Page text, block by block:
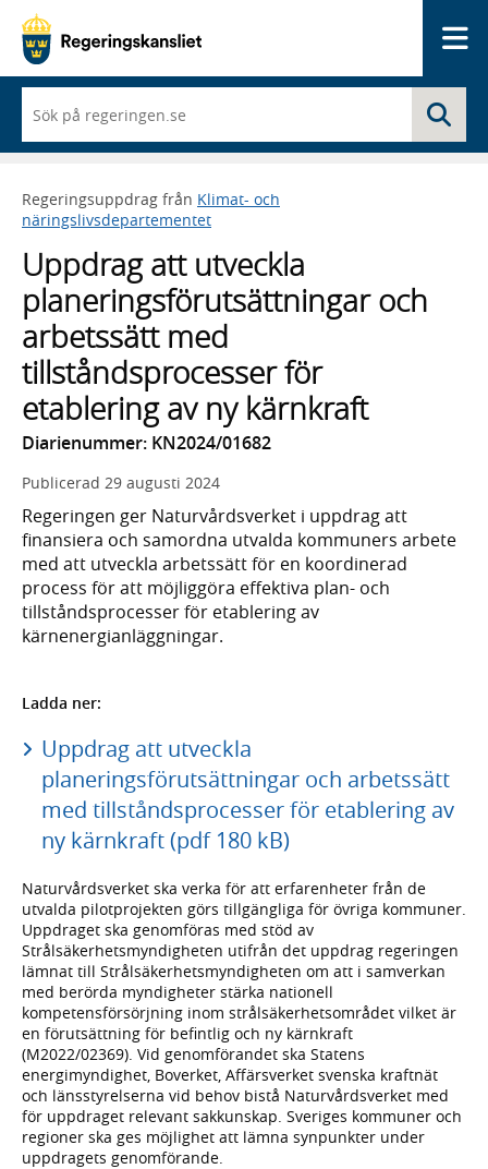
du
börjar
skriva
framträder
en
med
sökförslag
Regeringsuppdrag från Klimat- och
näringslivsdepartementet
Uppdrag att utveckla
planeringsförutsättningar och
arbetssätt med
tillståndsprocesser för
etablering av ny kärnkraft
Diarienummer: KN2024/01682
Publicerad 29 augusti 2024
Regeringen ger Naturvårdsverket i uppdrag att
finansiera och samordna utvalda kommuners arbete
med att utveckla arbetssätt för en koordinerad
process för att möjliggöra effektiva plan- och
tillståndsprocesser för etablering av
kärnenergianläggningar.
Ladda ner:
Uppdrag att utveckla
planeringsförutsättningar och arbetssätt
med tillståndsprocesser för etablering av
ny kärnkraft (pdf 180 kB)
Naturvårdsverket ska verka för att erfarenheter från de
utvalda pilotprojekten görs tillgängliga för övriga kommuner.
Uppdraget ska genomföras med stöd av
Strålsäkerhetsmyndigheten utifrån det uppdrag regeringen
lämnat till Strålsäkerhetsmyndigheten om att i samverkan
med berörda myndigheter stärka nationell
kompetensförsörjning inom strålsäkerhetsområdet vilket är
en förutsättning för befintlig och ny kärnkraft
(M2022/02369). Vid genomförandet ska Statens
energimyndighet, Boverket, Affärsverket svenska kraftnät
och länsstyrelserna vid behov bistå Naturvårdsverket med
för uppdraget relevant sakkunskap. Sveriges kommuner och
regioner ska ges möjlighet att lämna synpunkter under
uppdragets genomförande.